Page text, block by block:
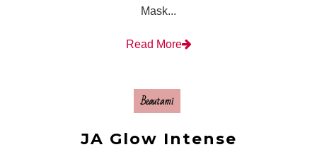
Mask...
Read More
Beautami
JA Glow Intense